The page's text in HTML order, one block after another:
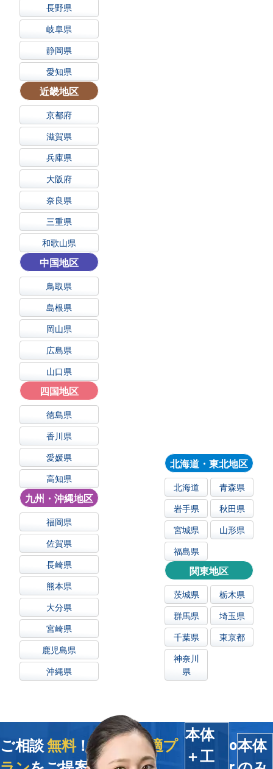
北海道・東北地区
北海道
青森県
岩手県
秋田県
宮城県
山形県
福島県
関東地区
茨城県
栃木県
群馬県
埼玉県
千葉県
東京都
神奈川
県
長野県
岐阜県
静岡県
愛知県
近畿地区
京都府
滋賀県
兵庫県
大阪府
奈良県
三重県
和歌山県
中国地区
鳥取県
島根県
岡山県
広島県
山口県
四国地区
徳島県
香川県
愛媛県
高知県
九州・沖縄地区
福岡県
佐賀県
長崎県
熊本県
大分県
宮崎県
鹿児島県
沖縄県
ご相談無料！今すぐ
最適プ
本体
＋工
o本体